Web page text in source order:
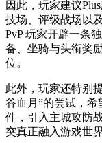
因此，玩家建议
技场、评级战场以
PvP 玩家开辟一条
备、坐骑与头衔奖
位。
此外，玩家还特别
谷血月”的尝试，希
件，引入主城攻防
突真正融入游戏世